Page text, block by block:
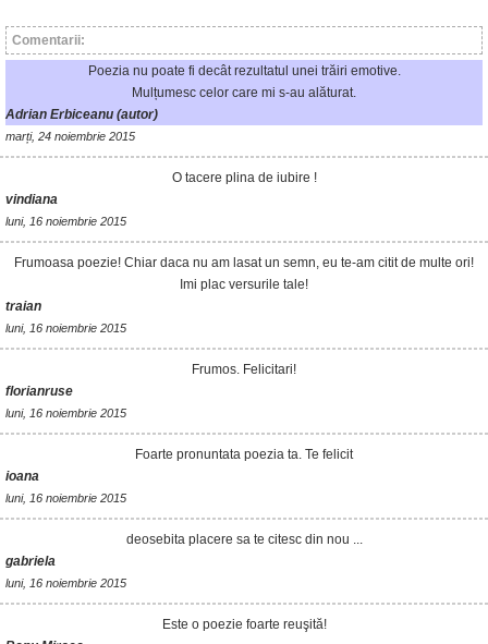
Comentarii:
Poezia nu poate fi decât rezultatul unei trăiri emotive.
Mulțumesc celor care mi s-au alăturat.
Adrian Erbiceanu (autor)
marți, 24 noiembrie 2015
O tacere plina de iubire !
vindiana
luni, 16 noiembrie 2015
Frumoasa poezie! Chiar daca nu am lasat un semn, eu te-am citit de multe ori!
Imi plac versurile tale!
traian
luni, 16 noiembrie 2015
Frumos. Felicitari!
florianruse
luni, 16 noiembrie 2015
Foarte pronuntata poezia ta. Te felicit
ioana
luni, 16 noiembrie 2015
deosebita placere sa te citesc din nou ...
gabriela
luni, 16 noiembrie 2015
Este o poezie foarte reuşită!